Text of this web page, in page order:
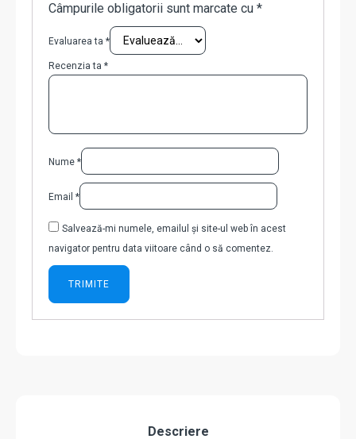
Câmpurile obligatorii sunt marcate cu *
Evaluarea ta *
Recenzia ta *
Nume *
Email *
Salvează-mi numele, emailul și site-ul web în acest
navigator pentru data viitoare când o să comentez.
Descriere